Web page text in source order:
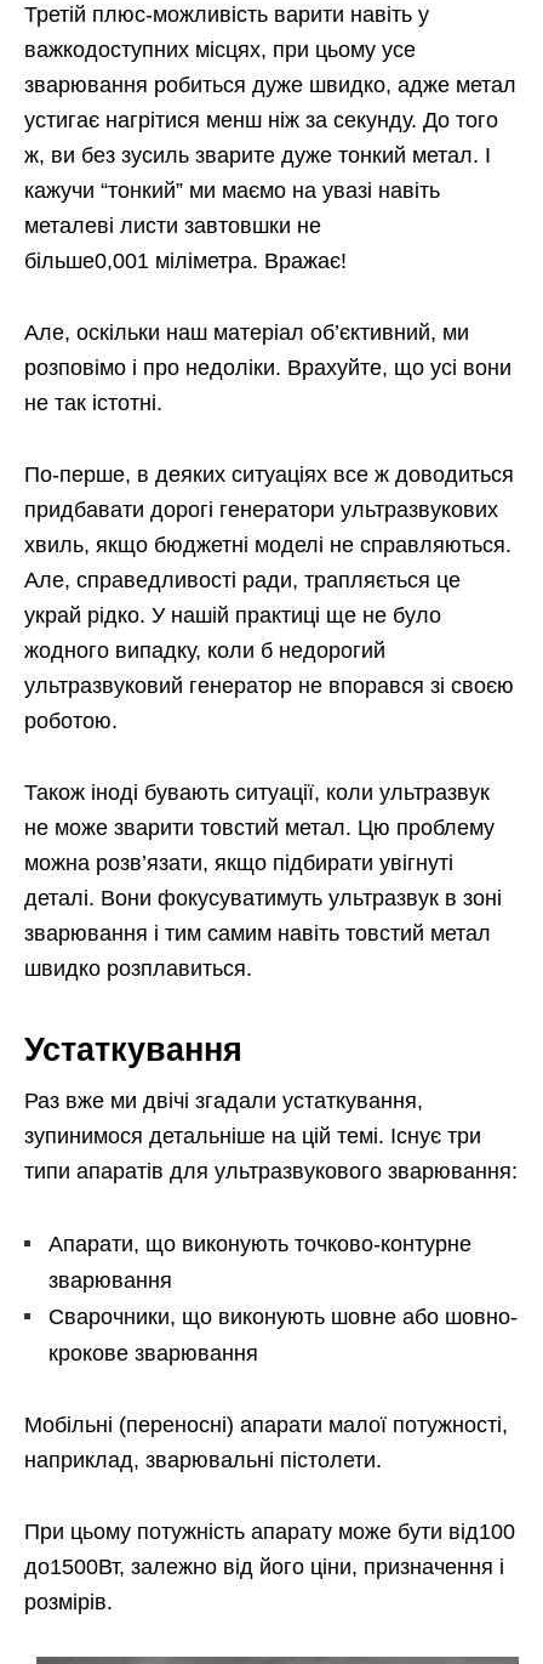
Третій плюс-можливість варити навіть у
важкодоступних місцях, при цьому усе
зварювання робиться дуже швидко, адже метал
устигає нагрітися менш ніж за секунду. До того
ж, ви без зусиль зварите дуже тонкий метал. І
кажучи “тонкий” ми маємо на увазі навіть
металеві листи завтовшки не
більше0,001 міліметра. Вражає!
Але, оскільки наш матеріал об’єктивний, ми
розповімо і про недоліки. Врахуйте, що усі вони
не так істотні.
По-перше, в деяких ситуаціях все ж доводиться
придбавати дорогі генератори ультразвукових
хвиль, якщо бюджетні моделі не справляються.
Але, справедливості ради, трапляється це
украй рідко. У нашій практиці ще не було
жодного випадку, коли б недорогий
ультразвуковий генератор не впорався зі своєю
роботою.
Також іноді бувають ситуації, коли ультразвук
не може зварити товстий метал. Цю проблему
можна розв’язати, якщо підбирати увігнуті
деталі. Вони фокусуватимуть ультразвук в зоні
зварювання і тим самим навіть товстий метал
швидко розплавиться.
Устаткування
Раз вже ми двічі згадали устаткування,
зупинимося детальніше на цій темі. Існує три
типи апаратів для ультразвукового зварювання:
Апарати, що виконують точково-контурне
зварювання
Сварочники, що виконують шовне або шовно-
крокове зварювання
Мобільні (переносні) апарати малої потужності,
наприклад, зварювальні пістолети.
При цьому потужність апарату може бути від100
до1500Вт, залежно від його ціни, призначення і
розмірів.